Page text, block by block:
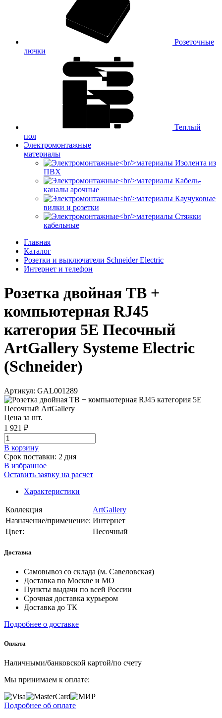
Розеточные
лючки
Теплый
пол
Электромонтажные
материалы
Изолента из
ПВХ
Кабель-
каналы арочные
Каучуковые
вилки и розетки
Стяжки
кабельные
Главная
Каталог
Розетки и выключатели Schneider Electric
Интернет и телефон
Розетка двойная ТВ +
компьютерная RJ45
категория 5Е Песочный
ArtGallery Systeme Electric
(Schneider)
Артикул: GAL001289
Цена за шт.
1 921 ₽
В корзинy
Срок поставки: 2 дня
В избранное
Оставить заявку на расчет
Характеристики
Коллекция
ArtGallery
Назначение/применение: Интернет
Цвет:
Песочный
Доставка
Самовывоз со склада (м. Савеловская)
Доставка по Москве и МО
Пункты выдачи по всей России
Срочная доставка курьером
Доставка до ТК
Подробнее о доставке
Оплата
Наличными/банковской картой/по счету
Мы принимаем к оплате:
Подробнее об оплате